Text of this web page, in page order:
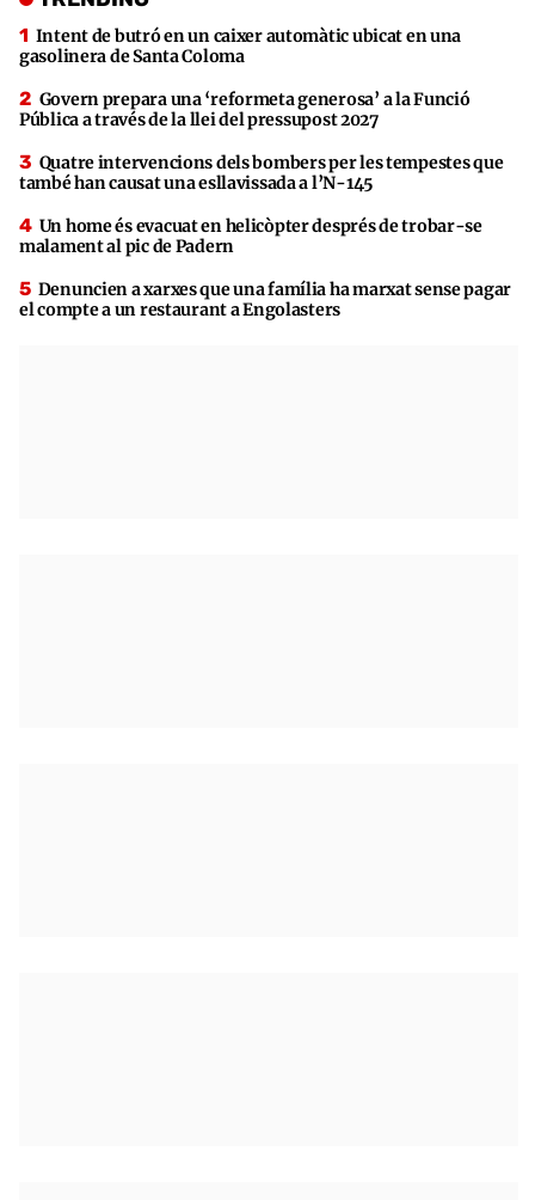
Intent de butró en un caixer automàtic ubicat en una
gasolinera de Santa Coloma
Govern prepara una ‘reformeta generosa’ a la Funció
Pública a través de la llei del pressupost 2027
Quatre intervencions dels bombers per les tempestes que
també han causat una esllavissada a l’N-145
Un home és evacuat en helicòpter després de trobar-se
malament al pic de Padern
Denuncien a xarxes que una família ha marxat sense pagar
el compte a un restaurant a Engolasters